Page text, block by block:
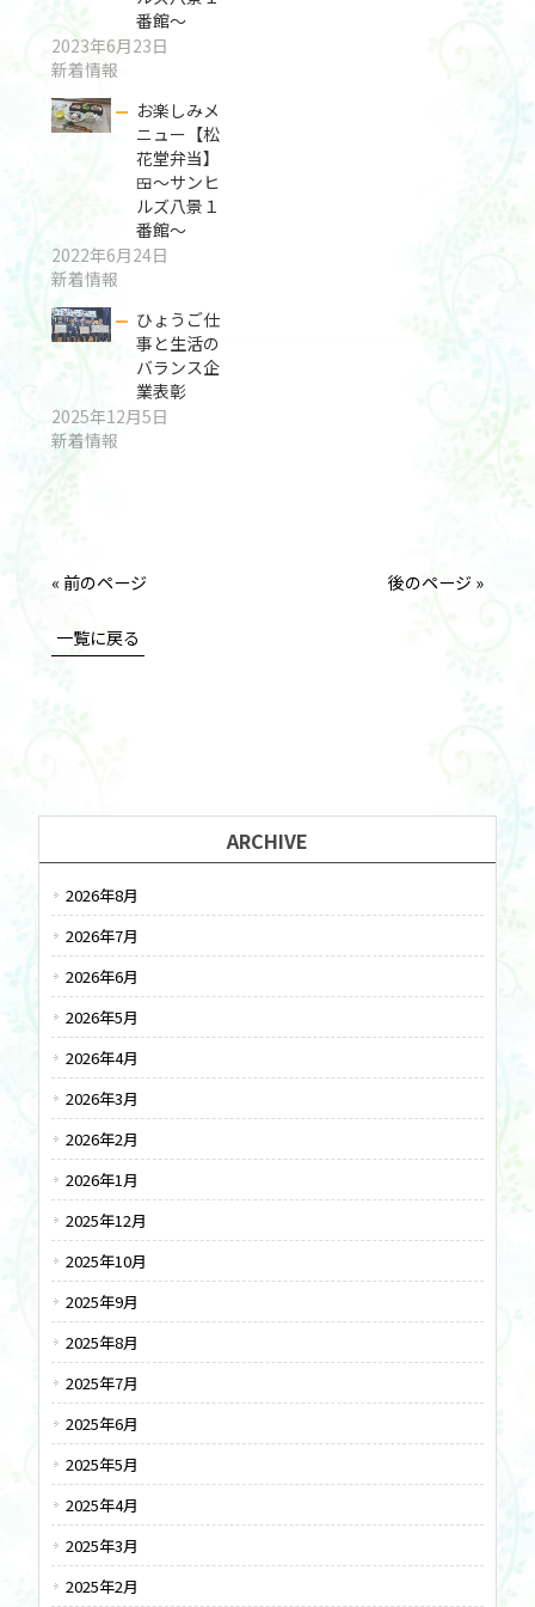
番館～
2023年6月23日
新着情報
お楽しみメ
ニュー【松
花堂弁当】
🍱～サンヒ
ルズ八景１
番館～
2022年6月24日
新着情報
ひょうご仕
事と生活の
バランス企
業表彰
2025年12月5日
新着情報
« 前のページ 後のページ »
一覧に戻る
ARCHIVE
2026年8月
2026年7月
2026年6月
2026年5月
2026年4月
2026年3月
2026年2月
2026年1月
2025年12月
2025年10月
2025年9月
2025年8月
2025年7月
2025年6月
2025年5月
2025年4月
2025年3月
2025年2月